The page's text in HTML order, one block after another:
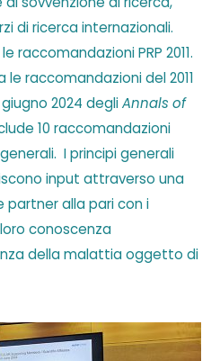
di ricerca internazionali.
raccomandazioni PRP 2011.
raccomandazioni del 2011
2024 degliAnnals of
10 raccomandazioni
I principi generali
input attraverso una
alla pari con i
conoscenza
della malattia oggetto di